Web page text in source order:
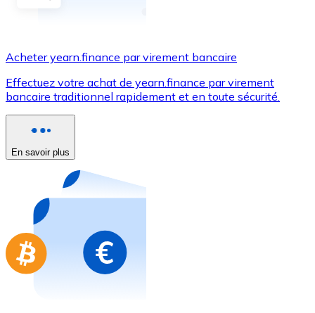
Carte de crédit / débit
Utilisez les cartes Visa et Mastercard pour acheter
Acheter avec carte
Nouveau
Achetez des cartes-cadeaux de vos marques
Aller à la boutique de cartes-cadeaux
Acheter yearn.finance par virement bancaire
Effectuez votre achat de yearn.finance par virement
bancaire traditionnel rapidement et en toute sécurité.
En savoir plus